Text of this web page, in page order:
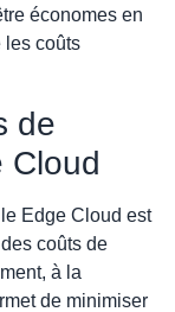
économes en
les coûts
de
Cloud
Edge Cloud est
coûts de
à la
de minimiser